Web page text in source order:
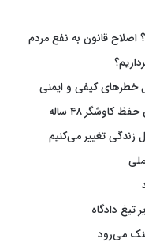
اصلاح قانون به نفع مردم
زندگی تغییر می‌کنیم